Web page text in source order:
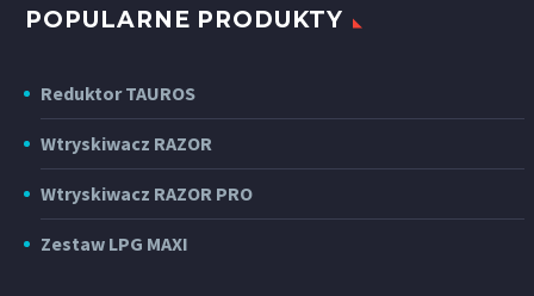
POPULARNE PRODUKTY
Reduktor TAUROS
Wtryskiwacz RAZOR
Wtryskiwacz RAZOR PRO
Zestaw LPG MAXI